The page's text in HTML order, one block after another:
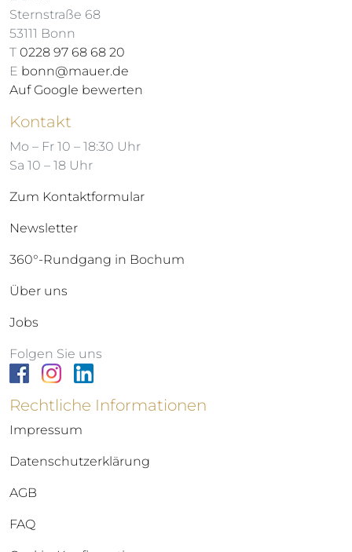
Sternstraße 68
53111 Bonn
T 0228 97 68 68 20
E bonn@mauer.de
Auf Google bewerten
Kontakt
Mo – Fr 10 – 18:30 Uhr
Sa 10 – 18 Uhr
Zum Kontaktformular
Newsletter
360°-Rundgang in Bochum
Über uns
Jobs
Folgen Sie uns
Rechtliche Informationen
Impressum
Datenschutzerklärung
AGB
FAQ